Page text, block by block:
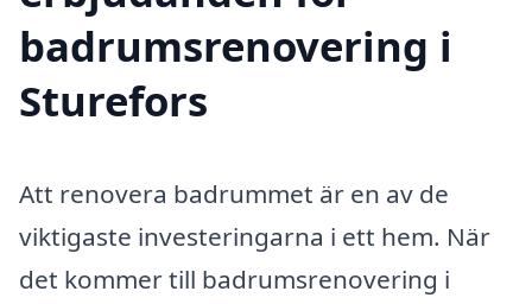
badrumsrenovering i
Sturefors
Att renovera badrummet är en av de
viktigaste investeringarna i ett hem. När
det kommer till badrumsrenovering i